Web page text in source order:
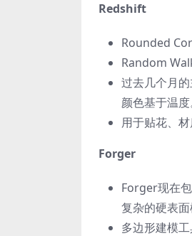
Redshift
Rounded
Random
过去几个月
颜色基于温
用于贴花、
Forger
Forger现在
复杂的硬表面
多边形建模